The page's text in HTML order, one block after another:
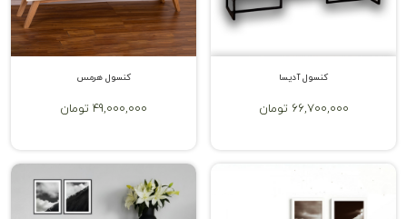
کنسول آدیسا
66,700,000 تومان
کنسول هرمس
49,000,000 تومان